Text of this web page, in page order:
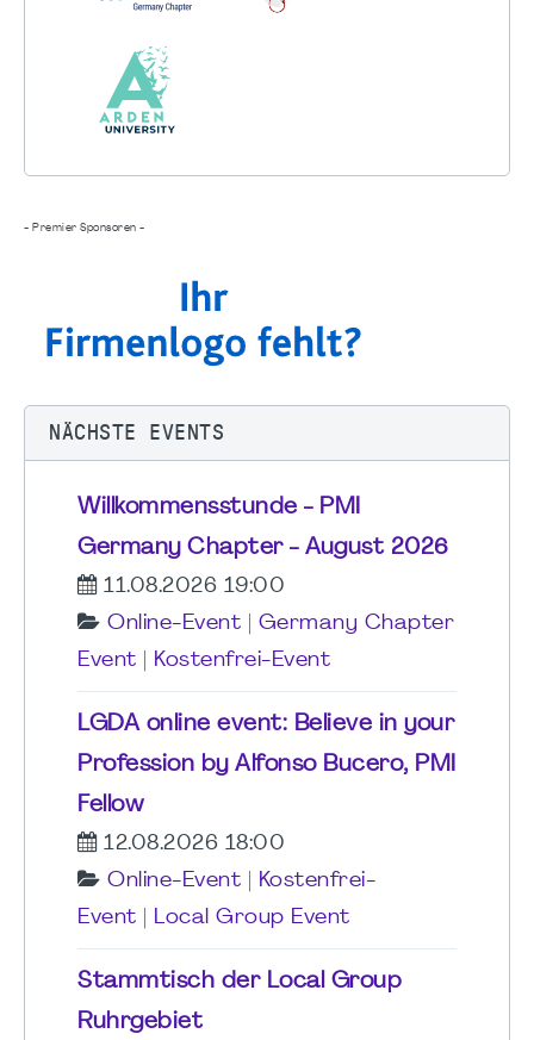
- Premier Sponsoren -
NÄCHSTE EVENTS
Willkommensstunde - PMI
Germany Chapter - August 2026
11.08.2026 19:00
Online-Event
Germany Chapter
Event
Kostenfrei-Event
LGDA online event: Believe in your
Profession by Alfonso Bucero, PMI
Fellow
12.08.2026 18:00
Online-Event
Kostenfrei-
Event
Local Group Event
Stammtisch der Local Group
Ruhrgebiet